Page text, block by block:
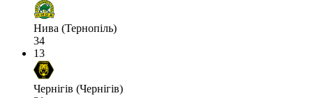
Нива (Тернопіль)
34
13
Чернігів (Чернігів)